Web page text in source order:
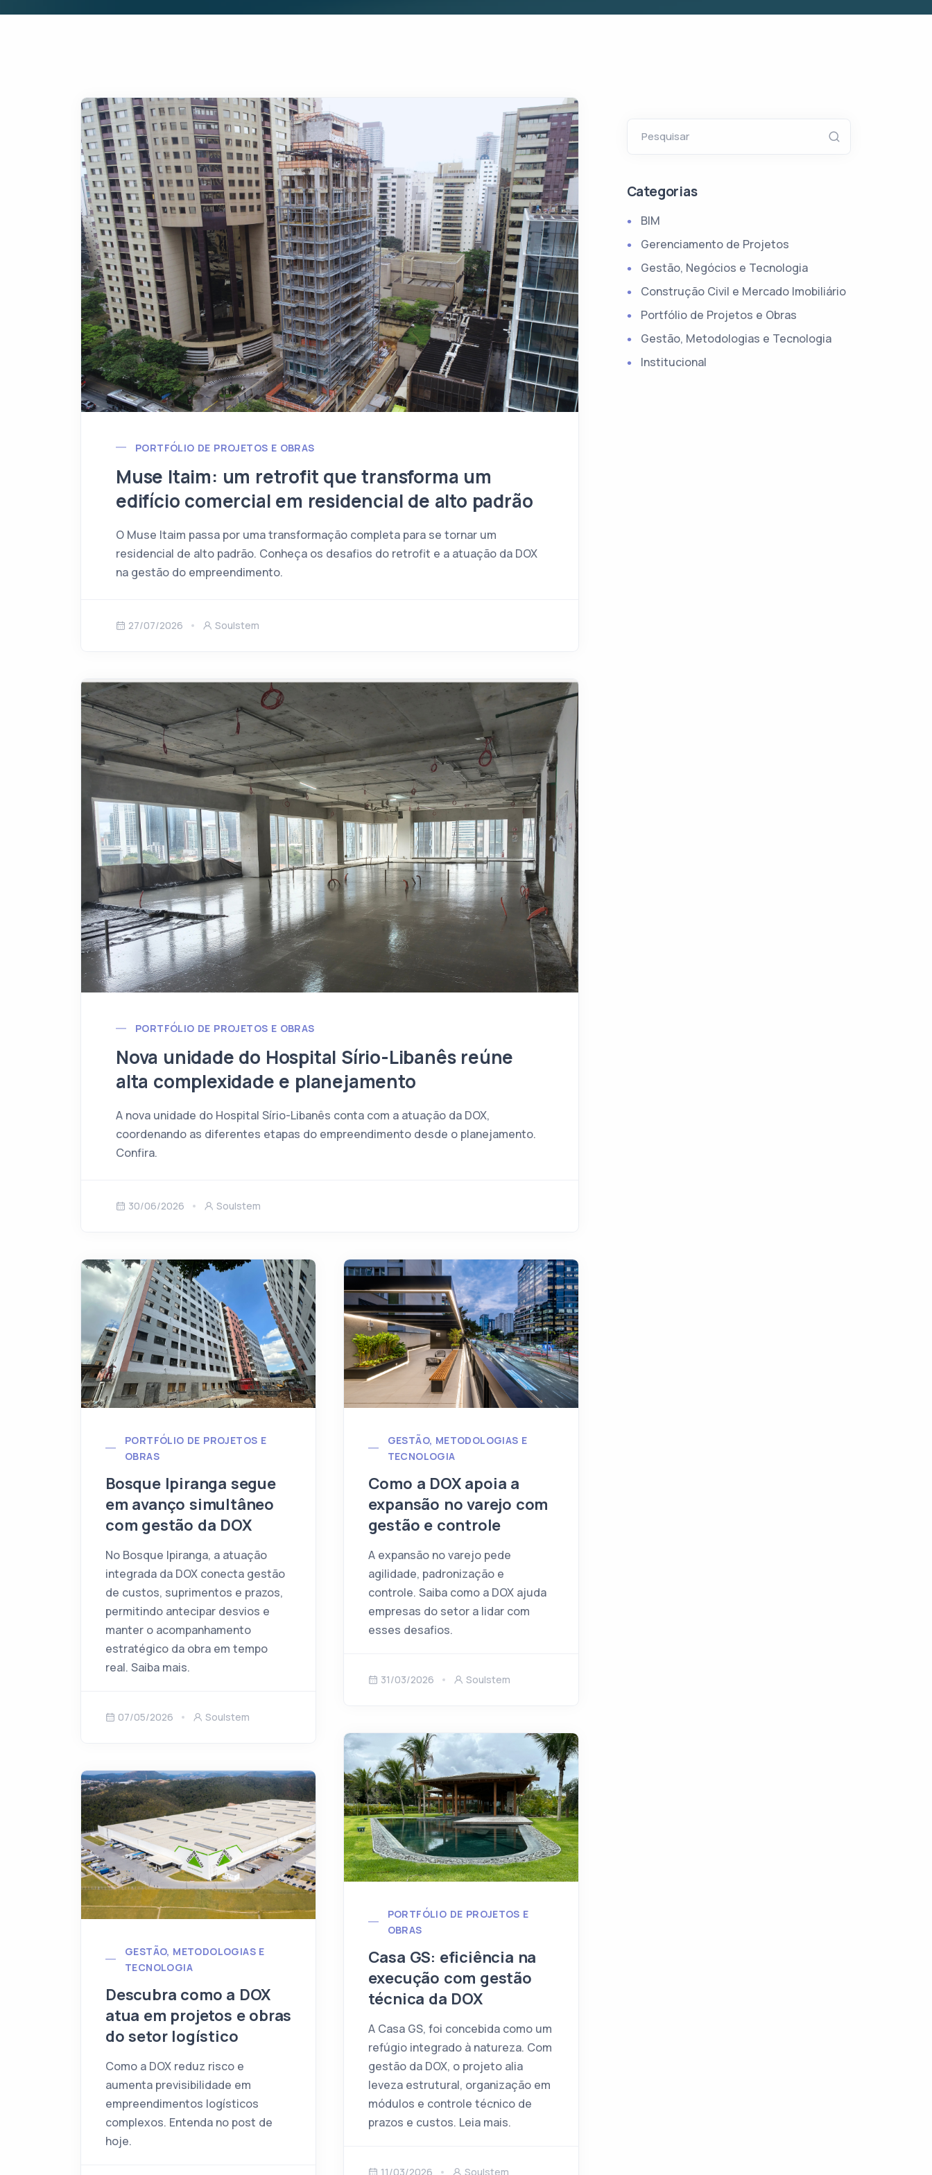
PORTFÓLIO DE PROJETOS E OBRAS
Muse Itaim: um retrofit que transforma um
edifício comercial em residencial de alto padrão
O Muse Itaim passa por uma transformação completa para se tornar um
residencial de alto padrão. Conheça os desafios do retrofit e a atuação da DOX
na gestão do empreendimento.
27/07/2026 Soulstem
PORTFÓLIO DE PROJETOS E OBRAS
Nova unidade do Hospital Sírio-Libanês reúne
alta complexidade e planejamento
A nova unidade do Hospital Sírio-Libanês conta com a atuação da DOX,
coordenando as diferentes etapas do empreendimento desde o planejamento.
Confira.
30/06/2026 Soulstem
PORTFÓLIO DE PROJETOS E
OBRAS
Bosque Ipiranga segue
em avanço simultâneo
com gestão da DOX
No Bosque Ipiranga, a atuação
integrada da DOX conecta gestão
de custos, suprimentos e prazos,
permitindo antecipar desvios e
manter o acompanhamento
estratégico da obra em tempo
real. Saiba mais.
07/05/2026 Soulstem
GESTÃO, METODOLOGIAS E
TECNOLOGIA
Como a DOX apoia a
expansão no varejo com
gestão e controle
A expansão no varejo pede
agilidade, padronização e
controle. Saiba como a DOX ajuda
empresas do setor a lidar com
esses desafios.
31/03/2026 Soulstem
PORTFÓLIO DE PROJETOS E
OBRAS
Casa GS: eficiência na
execução com gestão
técnica da DOX
A Casa GS, foi concebida como um
refúgio integrado à natureza. Com
gestão da DOX, o projeto alia
leveza estrutural, organização em
módulos e controle técnico de
prazos e custos. Leia mais.
11/03/2026 Soulstem
GESTÃO, METODOLOGIAS E
TECNOLOGIA
Descubra como a DOX
atua em projetos e obras
do setor logístico
Como a DOX reduz risco e
aumenta previsibilidade em
empreendimentos logísticos
complexos. Entenda no post de
hoje.
Pesquisar
Categorias
BIM
Gerenciamento de Projetos
Gestão, Negócios e Tecnologia
Construção Civil e Mercado Imobiliário
Portfólio de Projetos e Obras
Gestão, Metodologias e Tecnologia
Institucional